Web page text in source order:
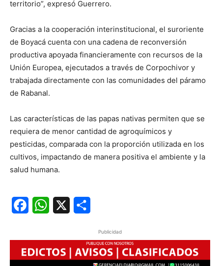
territorio”, expresó Guerrero.
Gracias a la cooperación interinstitucional, el suroriente
de Boyacá cuenta con una cadena de reconversión
productiva apoyada financieramente con recursos de la
Unión Europea, ejecutados a través de Corpochivor y
trabajada directamente con las comunidades del páramo
de Rabanal.
Las características de las papas nativas permiten que se
requiera de menor cantidad de agroquímicos y
pesticidas, comparada con la proporción utilizada en los
cultivos, impactando de manera positiva el ambiente y la
salud humana.
FacebookWhatsApp
Publicidad